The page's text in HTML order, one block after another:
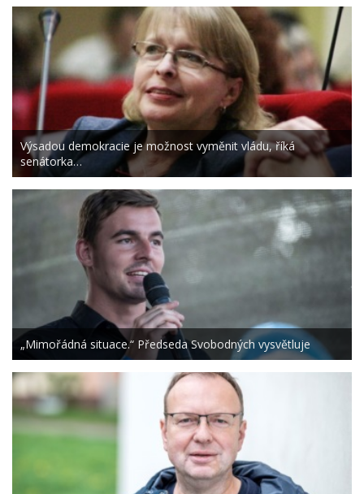
Výsadou demokracie je možnost vyměnit vládu, říká
senátorka…
„Mimořádná situace.“ Předseda Svobodných vysvětluje